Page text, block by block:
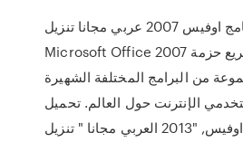
تحميل برنامج اوفيس 2007 عربي مجانا تنزيل
Microsoft Office 2007 برابط مباشر سريع حزمة
من البرامج المختلفة الشهيرة
الإنترنت حول العالم. تحميل
مايكروسوفت اوفيس, "2013 العربي مجانا " تنزيل